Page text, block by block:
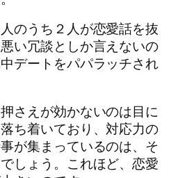
のうち２人が恋愛話を抜
い冗談としか言えないの
デートをパパラッチされ
さえが効かないのは目に
ち着いており、対応力の
が集まっているのは、そ
しょう。これほど、恋愛